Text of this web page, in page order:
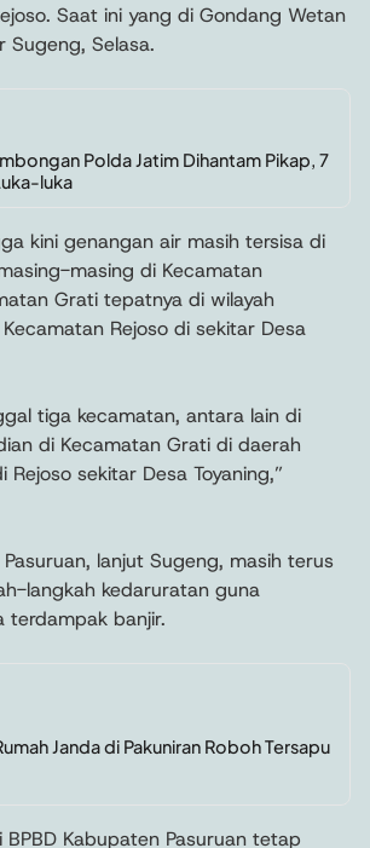
Saat ini yang di Gondang Wetan
Sugeng, Selasa.
Polda Jatim Dihantam Pikap, 7
luka
kini genangan air masih tersisa di
masing di Kecamatan
Grati tepatnya di wilayah
Rejoso di sekitar Desa
tiga kecamatan, antara lain di
di Kecamatan Grati di daerah
Rejoso sekitar Desa Toyaning,”
lanjut Sugeng, masih terus
langkah kedaruratan guna
terdampak banjir.
Janda di Pakuniran Roboh Tersapu
BPBD Kabupaten Pasuruan tetap